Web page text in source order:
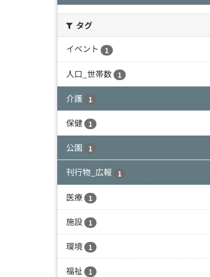
タグ
イベント
1
人口_世帯数 1
介護 1
保健 1
公園 1
刊行物_広報 1
医療 1
施設 1
環境 1
福祉 1